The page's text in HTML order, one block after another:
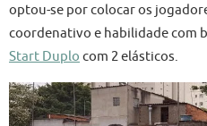
optou-se por colocar os
coordenativo e habilidade com
Start Duplo com 2 elásticos.